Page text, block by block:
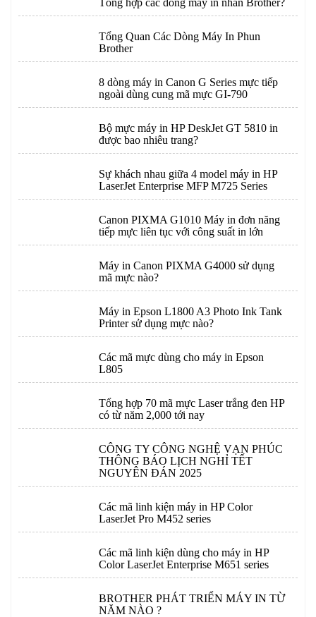
Tổng hợp các dòng máy in nhãn Brother?
Tổng Quan Các Dòng Máy In Phun
Brother
8 dòng máy in Canon G Series mực tiếp
ngoài dùng cung mã mực GI-790
Bộ mực máy in HP DeskJet GT 5810 in
được bao nhiêu trang?
Sự khách nhau giữa 4 model máy in HP
LaserJet Enterprise MFP M725 Series
Canon PIXMA G1010 Máy in đơn năng
tiếp mực liên tục với công suất in lớn
Máy in Canon PIXMA G4000 sử dụng
mã mực nào?
Máy in Epson L1800 A3 Photo Ink Tank
Printer sử dụng mực nào?
Các mã mực dùng cho máy in Epson
L805
Tổng hợp 70 mã mực Laser trắng đen HP
có từ năm 2,000 tới nay
CÔNG TY CÔNG NGHỆ VẠN PHÚC
THÔNG BÁO LỊCH NGHỈ TẾT
NGUYÊN ĐÁN 2025
Các mã linh kiện máy in HP Color
LaserJet Pro M452 series
Các mã linh kiện dùng cho máy in HP
Color LaserJet Enterprise M651 series
BROTHER PHÁT TRIỂN MÁY IN TỪ
NĂM NÀO ?